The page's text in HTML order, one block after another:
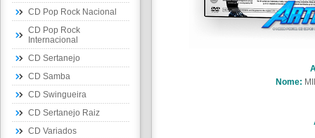
CD Pop Rock Nacional
CD Pop Rock
Internacional
CD Sertanejo
CD Samba
CD Swingueira
CD Sertanejo Raiz
CD Variados
Nome: